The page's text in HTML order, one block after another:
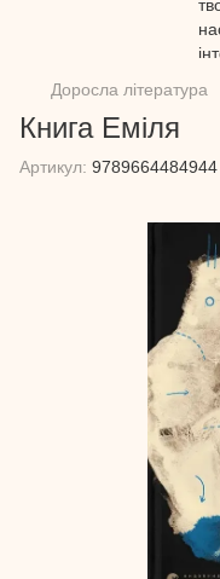
Доросла література
Книга Еміля
Артикул: 9789664484944